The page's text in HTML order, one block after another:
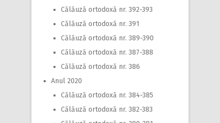
Călăuză ortodoxă nr. 392-393
Călăuză ortodoxă nr. 391
Călăuză ortodoxă nr. 389-390
Călăuză ortodoxă nr. 387-388
Călăuză ortodoxă nr. 386
Anul 2020
Călăuză ortodoxă nr. 384-385
Călăuză ortodoxă nr. 382-383